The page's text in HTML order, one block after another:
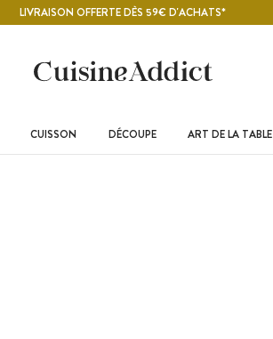
LIVRAISON OFFERTE DÈS 59€ D'ACHATS*
CUISSON DÉCOUPE ART DE LA TABLE